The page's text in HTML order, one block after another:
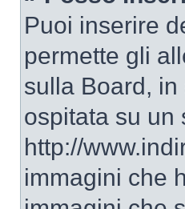
Puoi inserire
permette gli
sulla Board, in
ospitata su un
http://
immagini che